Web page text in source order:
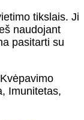
tikslais. Ji
naudojant
pasitarti su
Imunitetas,